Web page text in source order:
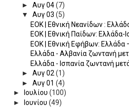
► Αυγ 04(7)
▼ Αυγ 03 (5)
ΕΟΚ | Εθνική Νεανίδων :
ΕΟΚ | Εθνική Παίδων: Ελλάδα-
ΕΟΚ | Εθνική Εφήβων: Ελλάδα
Ελλάδα - Αλβανία ζωντανή
Ελλάδα - Ισπανία ζωντανή
► Αυγ 02(1)
► Αυγ 01 (4)
►
Ιουλίου (100)
►
Ιουνίου (49)